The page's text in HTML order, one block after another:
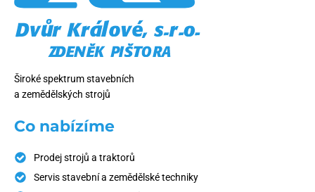
Široké spektrum stavebních
a zemědělských strojů
Co nabízíme
Prodej strojů a traktorů
Servis stavební a zemědělské techniky